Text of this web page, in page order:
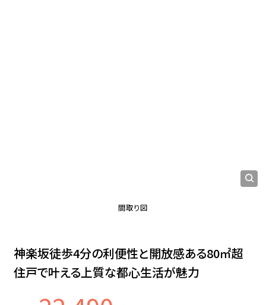
間取り図
神楽坂徒歩4分の利便性と開放感ある80㎡超
住戸で叶える上質な都心生活が魅力